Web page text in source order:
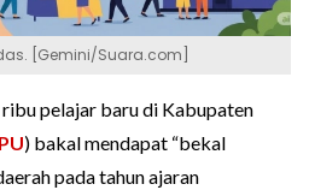
[Gemini/Suara.com]
ribu pelajar baru di Kabupaten
) bakal mendapat “bekal
pada tahun ajaran